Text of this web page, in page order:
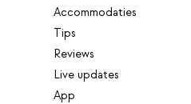
Accommodaties
Tips
Reviews
Live updates
App